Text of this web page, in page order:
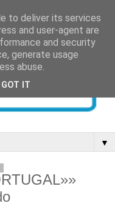
▼
to deliver its services
and user-agent are
and security
generate usage
abuse.
GOT IT